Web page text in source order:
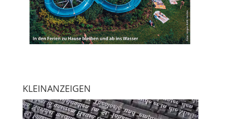
KLEINANZEIGEN